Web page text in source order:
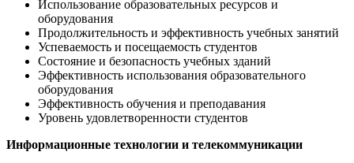
Использование образовательных ресурсов и
оборудования
Продолжительность и эффективность учебных занятий
Успеваемость и посещаемость студентов
Состояние и безопасность учебных зданий
Эффективность использования образовательного
оборудования
Эффективность обучения и преподавания
Уровень удовлетворенности студентов
Информационные технологии и телекоммуникации